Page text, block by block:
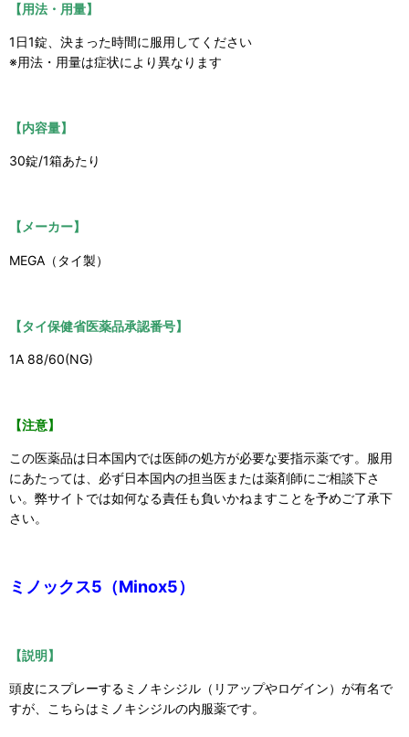
【用法・用量】
1日1錠、決まった時間に服用してください
※用法・用量は症状により異なります
【内容量】
30錠/1箱あたり
【メーカー】
MEGA（タイ製）
【タイ保健省医薬品承認番号】
1A 88/60(NG)
【注意】
この医薬品は日本国内では医師の処方が必要な要指示薬です。服用
にあたっては、必ず日本国内の担当医または薬剤師にご相談下さ
い。弊サイトでは如何なる責任も負いかねますことを予めご了承下
さい。
ミノックス5（Minox5）
【説明】
頭皮にスプレーするミノキシジル（リアップやロゲイン）が有名で
すが、こちらはミノキシジルの内服薬です。